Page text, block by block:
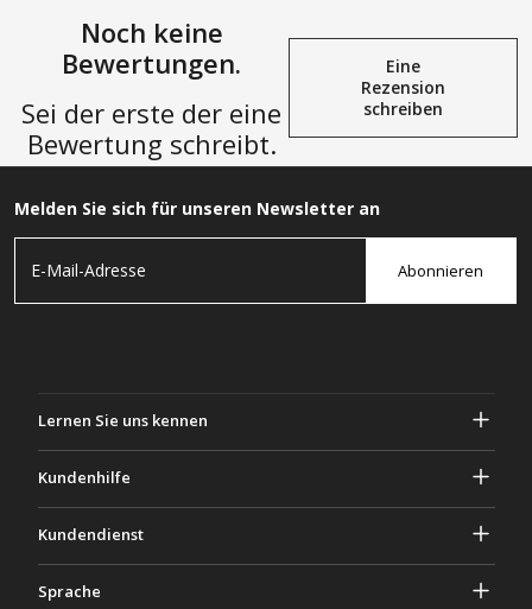
Noch keine
Bewertungen.
Sei der erste der eine
Bewertung schreibt.
Eine
Rezension
schreiben
Melden Sie sich für unseren Newsletter an
Abonnieren
Lernen Sie uns kennen
Geschäftsbedingungen
Kundenhilfe
Kontaktiere uns
Kundendienst
Sprache